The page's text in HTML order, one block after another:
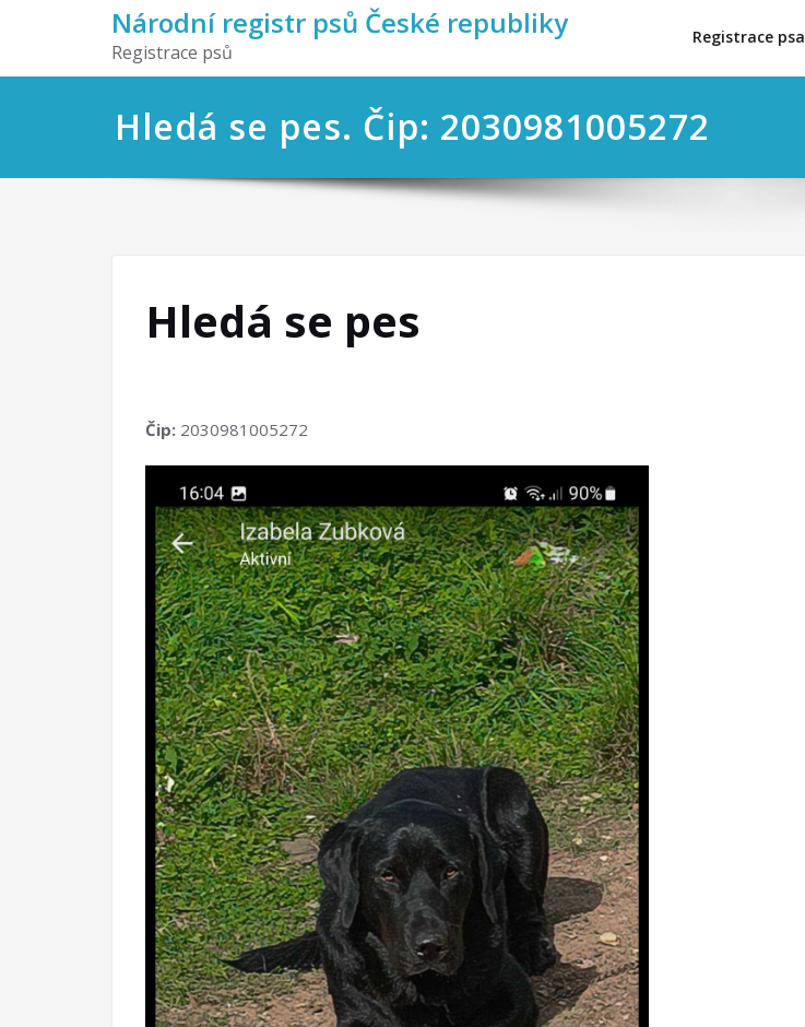
Národní registr psů České republiky
Registrace psů
Registrace psa
Hledá se pes. Čip: 2030981005272
Hledá se pes
Čip: 2030981005272